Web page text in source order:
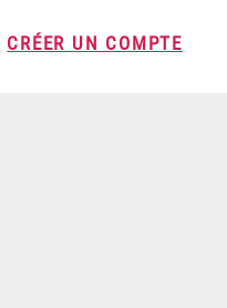
CRÉER UN COMPTE